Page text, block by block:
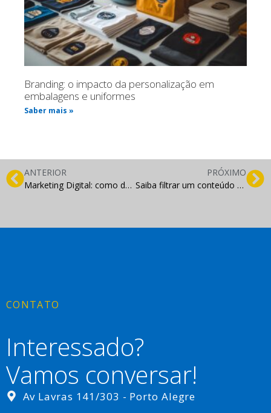
Branding: o impacto da personalização em
embalagens e uniformes
Saber mais »
ANTERIOR
Marketing Digital: como destacar o seu negócio da concorrência?
PRÓXIMO
Saiba filtrar um conteúdo de qualidade para o seu site
CONTATO
Interessado?
Vamos conversar!
Av Lavras 141/303 - Porto Alegre